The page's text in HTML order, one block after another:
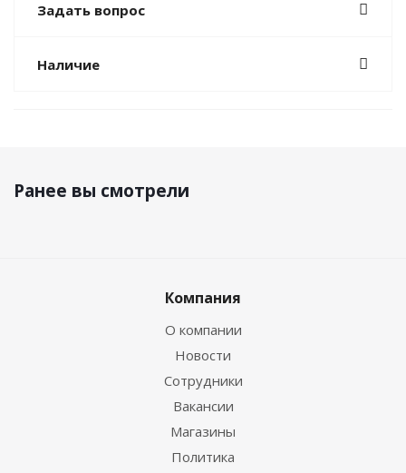
Задать вопрос
Наличие
Ранее вы смотрели
Компания
О компании
Новости
Сотрудники
Вакансии
Магазины
Политика